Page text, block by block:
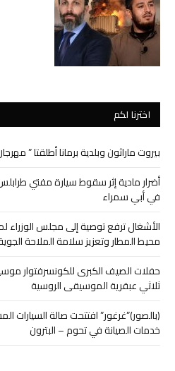
اخترنا لكم
بيروت ماراثون وبلدية برمانا أطلقتا ”
أضرار مادية إثر سقوط سيارة مفتي
في أبي سمراء
الأشغال ترفع توصية إلى مجلس الوزراء
محيط المطار وتعزيز سلامة الملاحة
حفلات الصيف الكبرى للكونسرفتوار
ثلاثي عبقرية الموسيقى الروسية
(بالصور)”غرغور” افتتحت صالة السيارات
خدمات الصيانة في تحوم – البترون